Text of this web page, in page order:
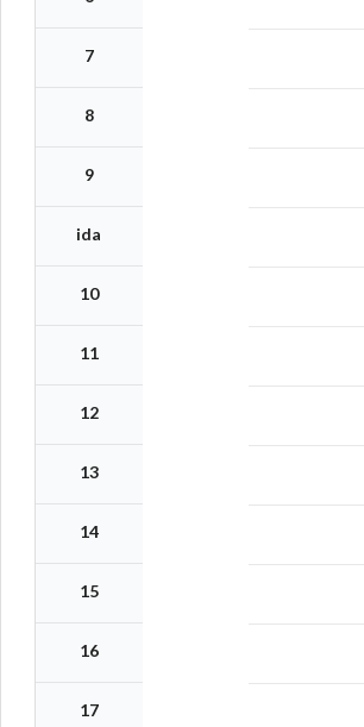
7
8
9
ida
10
11
12
13
14
15
16
17